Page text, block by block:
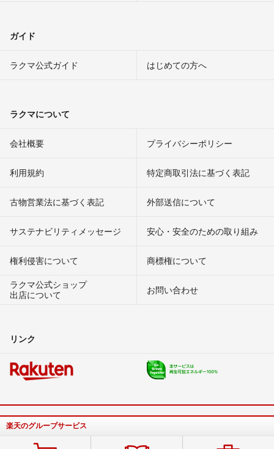
ガイド
ラクマ公式ガイド はじめての方へ
ラクマについて
会社概要 プライバシーポリシー
利用規約 特定商取引法に基づく表記
古物営業法に基づく表記 外部送信について
サステナビリティメッセージ 安心・安全のための取り組み
権利侵害について
商標権について
ラクマ公式ショップ
出店について
お問い合わせ
リンク
楽天のグループサービス